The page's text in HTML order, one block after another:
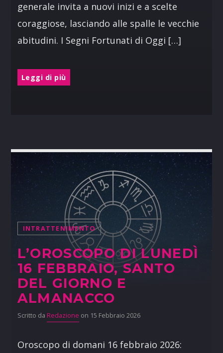
generale invita a nuovi inizi e a scelte
coraggiose, lasciando alle spalle le vecchie
abitudini. I Segni Fortunati di Oggi […]
Leggi di più
INTRATTENIMENTO
L’OROSCOPO DI LUNEDÌ
16 FEBBRAIO, SANTO
DEL GIORNO E
ALMANACCO
Scritto da Redazione on 15 Febbraio 2026
Oroscopo di domani 16 febbraio 2026: